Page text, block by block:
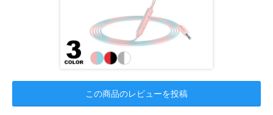
この商品のレビューを投稿